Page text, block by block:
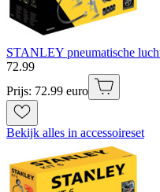
STANLEY pneumatische
72.99
Prijs: 72.99 euro
Bekijk alles in accessoireset